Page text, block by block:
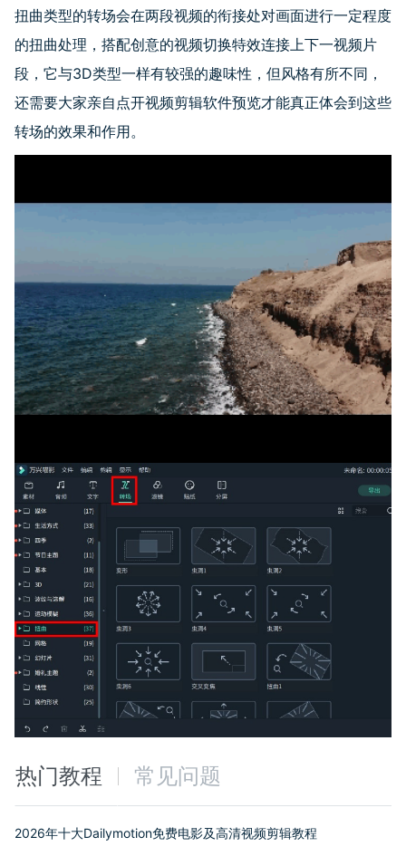
扭曲类型的转场会在两段视频的衔接处对画面进行一定程度
的扭曲处理，搭配创意的视频切换特效连接上下一视频片
段，它与3D类型一样有较强的趣味性，但风格有所不同，
还需要大家亲自点开视频剪辑软件预览才能真正体会到这些
转场的效果和作用。
热门教程 常见问题
2026年十大Dailymotion免费电影及高清视频剪辑教程